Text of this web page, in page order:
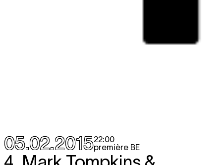
05.02.201522:00
première BE